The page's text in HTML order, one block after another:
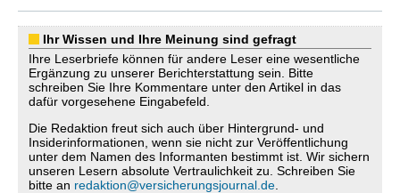
Ihr Wissen und Ihre Meinung sind gefragt
Ihre Leserbriefe können für andere Leser eine wesentliche
Ergänzung zu unserer Berichterstattung sein. Bitte
schreiben Sie Ihre Kommentare unter den Artikel in das
dafür vorgesehene Eingabefeld.
Die Redaktion freut sich auch über Hintergrund- und
Insiderinformationen, wenn sie nicht zur Veröffentlichung
unter dem Namen des Informanten bestimmt ist. Wir sichern
unseren Lesern absolute Vertraulichkeit zu. Schreiben Sie
bitte an redaktion@versicherungsjournal.de